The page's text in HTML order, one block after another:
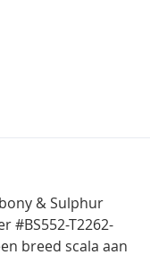
& Sulphur
#BS552-T2262-
breed scala aan